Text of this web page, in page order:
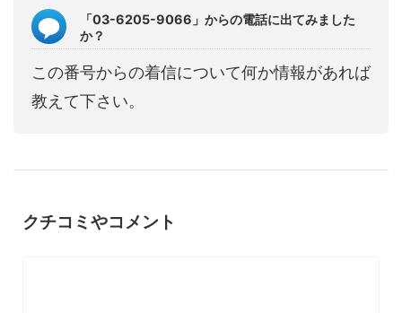
「03-6205-9066」からの電話に出てみました
か？
この番号からの着信について何か情報があれば
教えて下さい。
クチコミやコメント